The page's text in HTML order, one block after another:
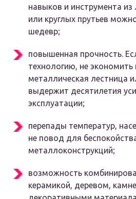
навыков и инструмента
или круглых прутьев
шедевр;
повышенная прочность.
технологию, не
металлическая лестница
выдержит десятилетия
эксплуатации;
перепады температур,
не повод для
металлоконструкций;
возможность
керамикой, деревом,